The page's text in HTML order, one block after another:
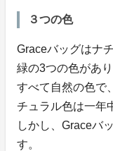
３つの色
Graceバッグはナ
緑の3つの色があり
すべて自然の色で
チュラル色は一年
しかし、Graceバ
す。